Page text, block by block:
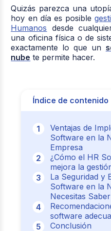
Quizás parezca una
hoy en día es posible
Humanos desde
una oficina física o de
exactamente lo que un
nube te permite hacer.
Índice de contenido
Ventajas de
Software en la
Empresa
¿Cómo el HR
mejora la
La Seguridad y
Software en la
Necesitas Saber
software
Conclusión